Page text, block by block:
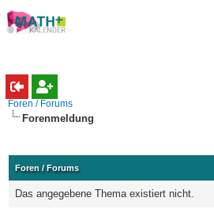
Foren / Forums
Forenmeldung
Foren / Forums
Das angegebene Thema existiert nicht.